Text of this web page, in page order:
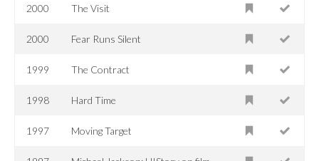
2000 The Visit
2000 Fear Runs Silent
1999 The Contract
1998 Hard Time
1997 Moving Target